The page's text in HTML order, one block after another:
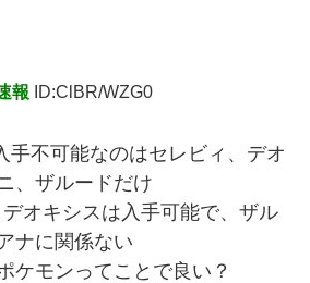
報 ID:ClBR/WZG0
手不可能なのはセレビィ、デオ
、ザルードだけ
オキシスは入手可能で、ザル
ナに関係ない
ケモンってことで良い？